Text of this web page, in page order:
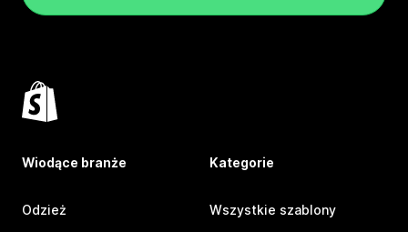
Wiodące branże
Odzież
Kategorie
Wszystkie szablony